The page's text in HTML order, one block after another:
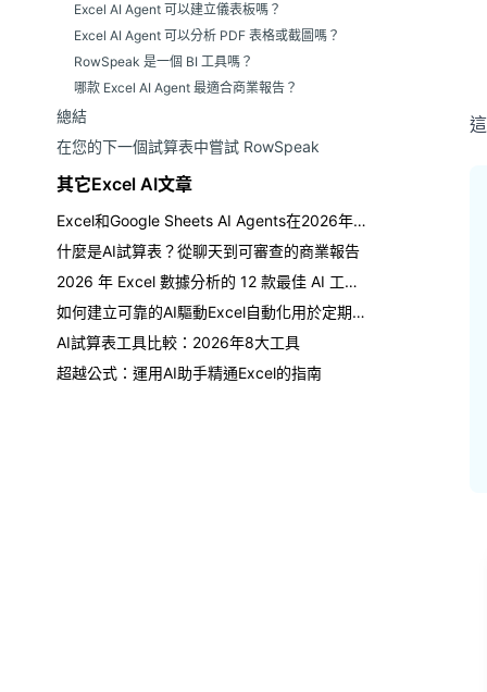
Excel AI Agent 可以建立儀表板嗎？
Excel AI Agent 可以分析 PDF 表格或截圖嗎？
RowSpeak 是一個 BI 工具嗎？
哪款 Excel AI Agent 最適合商業報告？
總結
在您的下一個試算表中嘗試 RowSpeak
其它Excel AI文章
Excel和Google Sheets AI Agents在2026年: 真实测试, 失败案例, 以及买家指南
什麼是AI試算表？從聊天到可審查的商業報告
2026 年 Excel 數據分析的 12 款最佳 AI 工具：按工作流程選擇
如何建立可靠的AI驅動Excel自動化用於定期報告
AI試算表工具比較：2026年8大工具
超越公式：運用AI助手精通Excel的指南